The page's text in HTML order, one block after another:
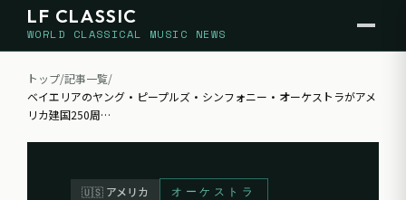
LF CLASSIC
WORLD CLASSICAL MUSIC NEWS
トップ/記事一覧/
ベイエリアのヤング・ピープルズ・シンフォニー・オーケストラがアメ
リカ建国250周 …
🇺🇸 アメリカ
オーケストラ